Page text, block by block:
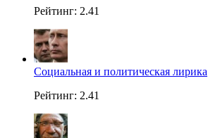
Рейтинг: 2.41
Социальная и политическая лирика
Рейтинг: 2.41